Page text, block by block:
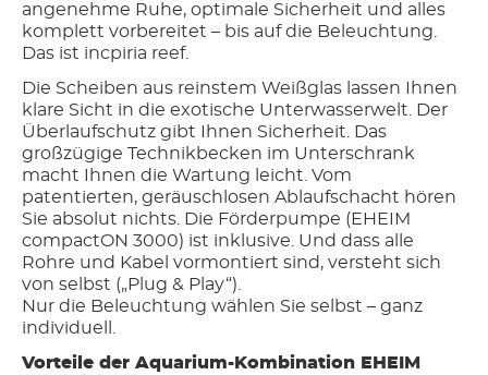
angenehme Ruhe, optimale Sicherheit und alles
komplett vorbereitet – bis auf die Beleuchtung.
Das ist incpiria reef.
Die Scheiben aus reinstem Weißglas lassen Ihnen
klare Sicht in die exotische Unterwasserwelt. Der
Überlaufschutz gibt Ihnen Sicherheit. Das
großzügige Technikbecken im Unterschrank
macht Ihnen die Wartung leicht. Vom
patentierten, geräuschlosen Ablaufschacht hören
Sie absolut nichts. Die Förderpumpe (EHEIM
compactON 3000) ist inklusive. Und dass alle
Rohre und Kabel vormontiert sind, versteht sich
von selbst („Plug & Play“).
Nur die Beleuchtung wählen Sie selbst – ganz
individuell.
Vorteile der Aquarium-Kombination EHEIM